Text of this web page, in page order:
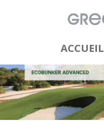
ACCUEIL